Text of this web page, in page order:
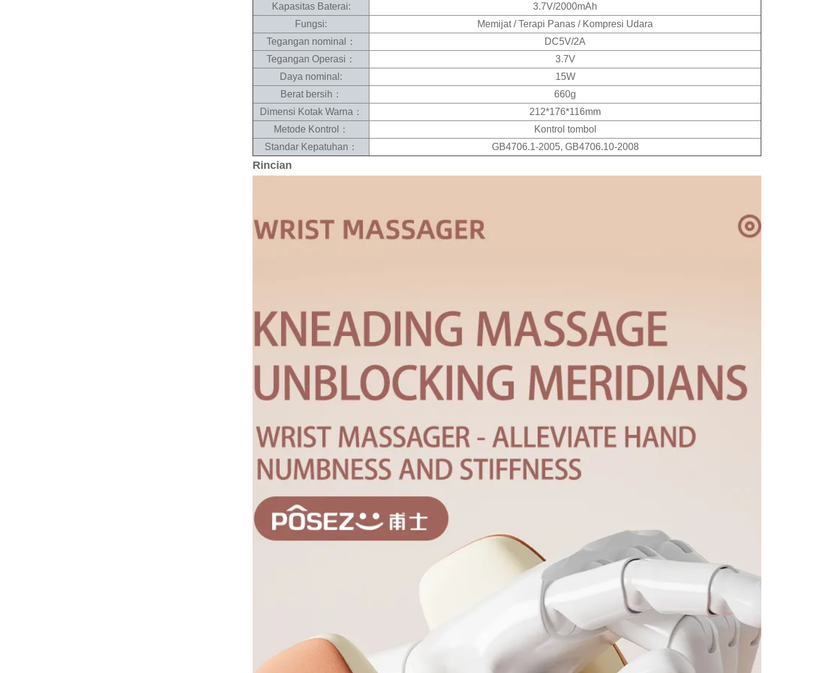
Kapasitas Baterai:
3.7V/2000mAh
Fungsi:
Memijat / Terapi Panas / Kompresi Udara
Tegangan nominal：
DC5V/2A
Tegangan Operasi：
3.7V
Daya nominal:
15W
Berat bersih：
660g
Dimensi Kotak Warna：
212*176*116mm
Metode Kontrol：
Kontrol tombol
Standar Kepatuhan：
GB4706.1-2005, GB4706.10-2008
Rincian